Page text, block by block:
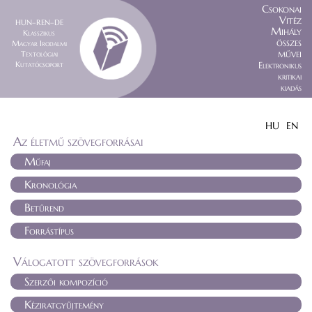
HUN–REN–DE
Klasszikus
Magyar Irodalmi
Textológiai
Kutatócsoport
Csokonai
Vitéz
Mihály
összes
művei
Elektronikus
kritikai
kiadás
HU EN
Az életmű szövegforrásai
Műfaj
Kronológia
Betűrend
Forrástípus
Válogatott szövegforrások
Szerzői kompozíció
Kéziratgyűjtemény